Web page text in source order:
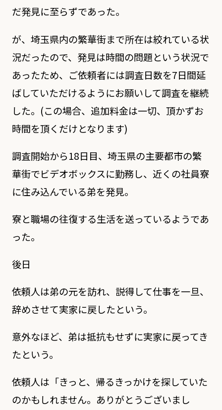
だ発見に至らずであった。
が、埼玉県内の繁華街まで所在は絞れている状
況だったので、発見は時間の問題という状況で
あったため、ご依頼者には調査日数を7日間延
ばしていただけるようにお願いして調査を継続
した。(この場合、追加料金は一切、頂かずお
時間を頂くだけとなります)
調査開始から18日目、埼玉県の主要都市の繁
華街でビデオボックスに勤務し、近くの社員寮
に住み込んでいる弟を発見。
寮と職場の往復する生活を送っているようであ
った。
後日
依頼人は弟の元を訪れ、説得して仕事を一旦、
辞めさせて実家に戻したという。
意外なほど、弟は抵抗もせずに実家に戻ってき
たという。
依頼人は「きっと、帰るきっかけを探していた
のかもしれません。ありがとうございまし